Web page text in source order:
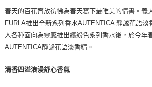
春天的百花齊放彷彿為春天寫下最唯美的情書。義
FURLA推出全新系列香水AUTENTICA 靜謐花語淡
人各種面向為靈感推出繽紛色系列香水後，於今年
AUTENTICA靜謐花語淡香精。
清香四溢浪漫舒心香氣